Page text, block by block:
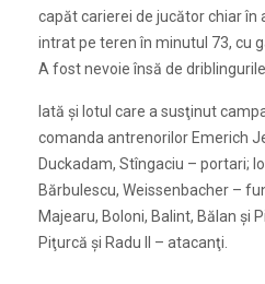
capăt carierei de jucător chiar în
intrat pe teren în minutul 73, cu
A fost nevoie însă de
Iată şi lotul care a susţinut
comanda antrenorilor Emerich
Duckadam, Stîngaciu – portari;
Bărbulescu, Weissenbacher –
Majearu, Boloni, Balint, Bălan şi
Piţurcă şi Radu II – atacanţi.